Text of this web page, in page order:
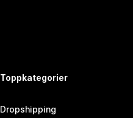
Toppkategorier
Dropshipping